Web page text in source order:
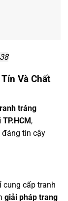
Và Chất
tráng
,
tin cậy
cung cấp tranh
giải pháp trang